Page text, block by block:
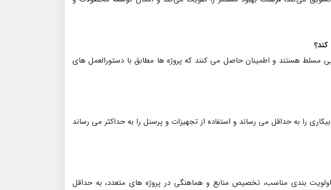
مسلط هستند و اطمینان حاصل می کنند که پروژه ها مطابق با دستورالعمل های
را به حداقل می رساند و استفاده از تجهیزات و پرسنل را به حداکثر می رساند
اولویت بندی مناسب، تخصیص منابع و هماهنگی در پروژه های متعدد، به حداقل